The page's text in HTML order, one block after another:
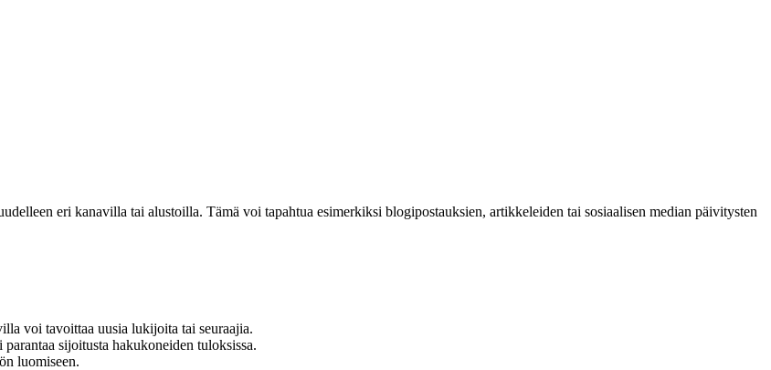
eri kanavilla tai alustoilla. Tämä voi tapahtua esimerkiksi blogipostauksien, artikkeleiden tai sosiaalisen median päivitysten
voi tavoittaa uusia lukijoita tai seuraajia.
sijoitusta hakukoneiden tuloksissa.
luomiseen.